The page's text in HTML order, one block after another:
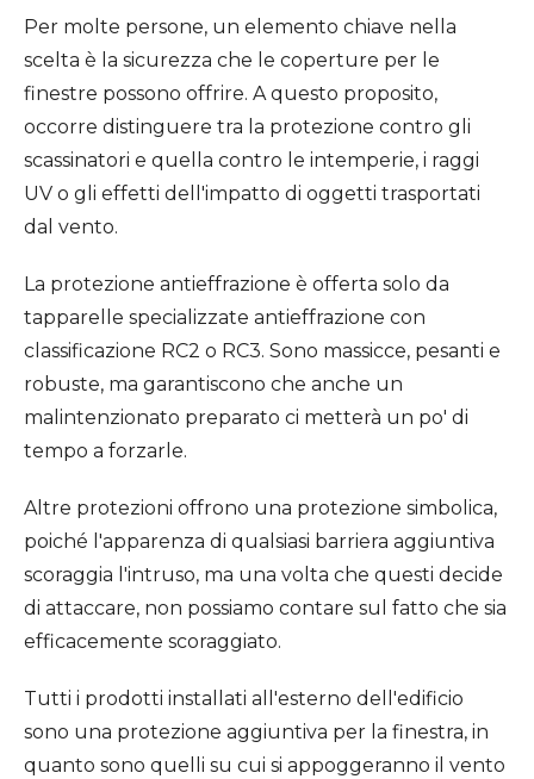
Per molte persone, un elemento chiave nella
scelta è la sicurezza che le coperture per le
finestre possono offrire. A questo proposito,
occorre distinguere tra la protezione contro gli
scassinatori e quella contro le intemperie, i raggi
UV o gli effetti dell'impatto di oggetti trasportati
dal vento.
La protezione antieffrazione è offerta solo da
tapparelle specializzate antieffrazione con
classificazione RC2 o RC3. Sono massicce, pesanti e
robuste, ma garantiscono che anche un
malintenzionato preparato ci metterà un po' di
tempo a forzarle.
Altre protezioni offrono una protezione simbolica,
poiché l'apparenza di qualsiasi barriera aggiuntiva
scoraggia l'intruso, ma una volta che questi decide
di attaccare, non possiamo contare sul fatto che sia
efficacemente scoraggiato.
Tutti i prodotti installati all'esterno dell'edificio
sono una protezione aggiuntiva per la finestra, in
quanto sono quelli su cui si appoggeranno il vento